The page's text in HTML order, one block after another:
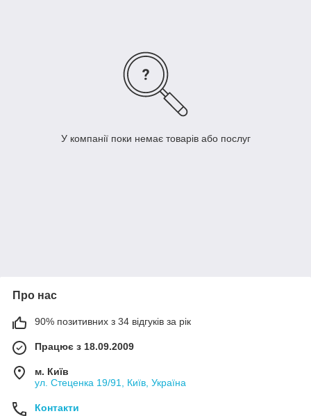
У компанії поки немає товарів або послуг
Про нас
90% позитивних з 34 відгуків за рік
Працює з 18.09.2009
м. Київ
ул. Стеценка 19/91, Київ, Україна
Контакти